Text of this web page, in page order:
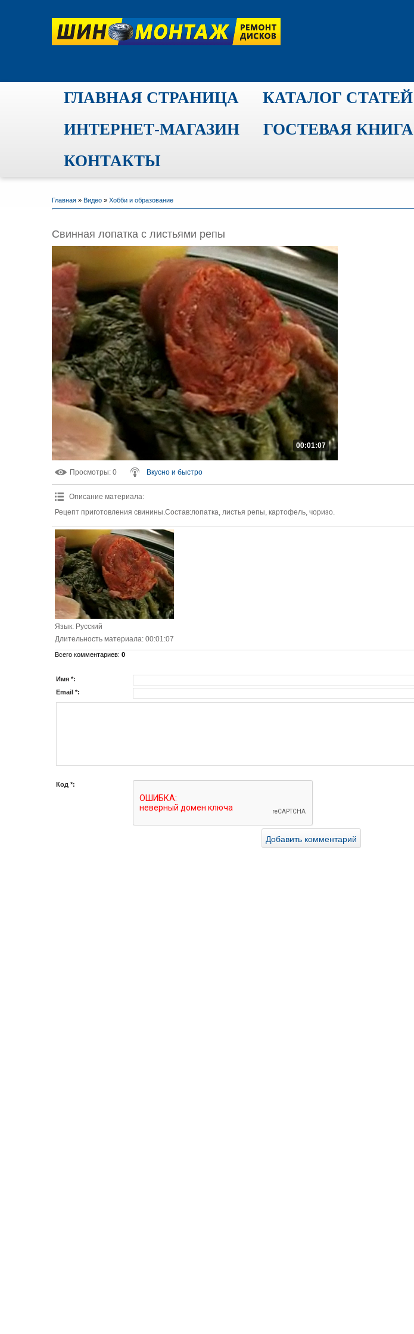
ГЛАВНАЯ СТРАНИЦА КАТАЛОГ СТАТЕЙ
ИНТЕРНЕТ-МАГАЗИН
ГОСТЕВАЯ КНИГА
КОНТАКТЫ
Главная » Видео » Хобби и образование
Свинная лопатка с листьями репы
00:01:07
Просмотры: 0 Вкусно и быстро
Описание материала:
Рецепт приготовления свинины.Состав:лопатка, листья репы, картофель, чоризо.
Язык: Русский
Длительность материала: 00:01:07
Всего комментариев: 0
Имя *:
Email *:
Код *: